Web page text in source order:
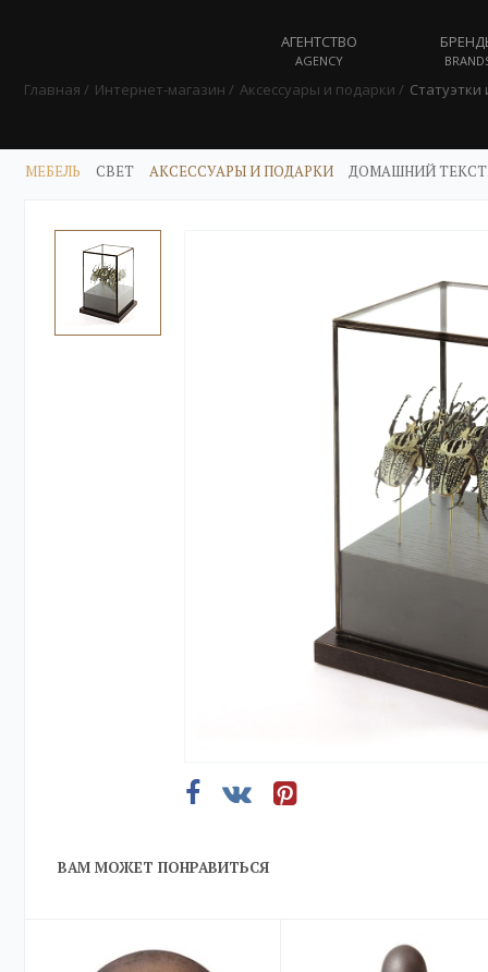
АГЕНТСТВО
AGENCY
Главная Интернет-магазин Аксессуары и подарки
МЕБЕЛЬ СВЕТ АКСЕССУАРЫ И ПОДАРКИ ДОМАШНИЙ
ВАМ МОЖЕТ ПОНРАВИТЬСЯ